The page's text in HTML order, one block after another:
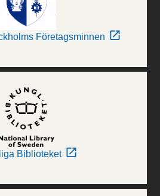
Företagsminnen
Biblioteket